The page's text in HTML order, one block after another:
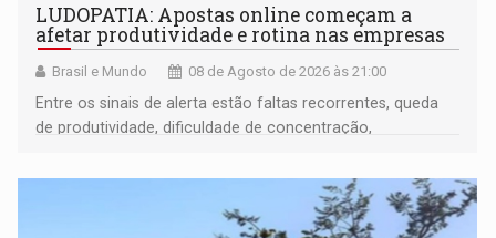
LUDOPATIA: Apostas online começam a
afetar produtividade e rotina nas empresas
Brasil e Mundo 08 de Agosto de 2026 às 21:00
Entre os sinais de alerta estão faltas recorrentes, queda
de produtividade, dificuldade de concentração,